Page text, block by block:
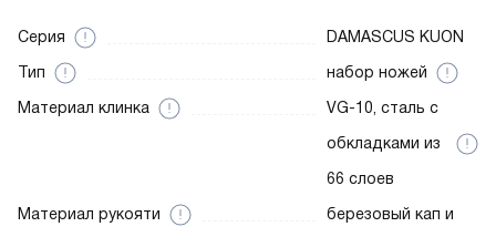
Серия
DAMASCUS KUON
Тип
набор ножей
Материал клинка
VG-10, сталь c
обкладками из
66 слоев
Материал рукояти
березовый кап и